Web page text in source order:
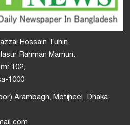
Hossain Tuhin.
Rahman Mamun.
102,
1000
Arambagh, Motijheel, Dhaka-